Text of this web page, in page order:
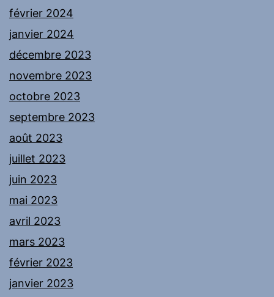
février 2024
janvier 2024
décembre 2023
novembre 2023
octobre 2023
septembre 2023
août 2023
juillet 2023
juin 2023
mai 2023
avril 2023
mars 2023
février 2023
janvier 2023